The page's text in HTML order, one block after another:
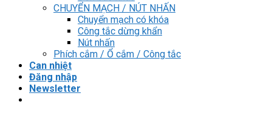
CHUYỂN MẠCH / NÚT NHẤN
Chuyển mạch có khóa
Công tắc dừng khẩn
Nút nhấn
Phích cắm / Ổ cắm / Công tắc
Can nhiệt
Đăng nhập
Newsletter